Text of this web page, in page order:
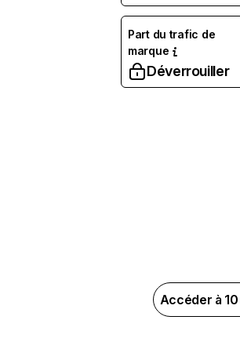
Part du trafic de
marque
Déverrouiller
Accéder à